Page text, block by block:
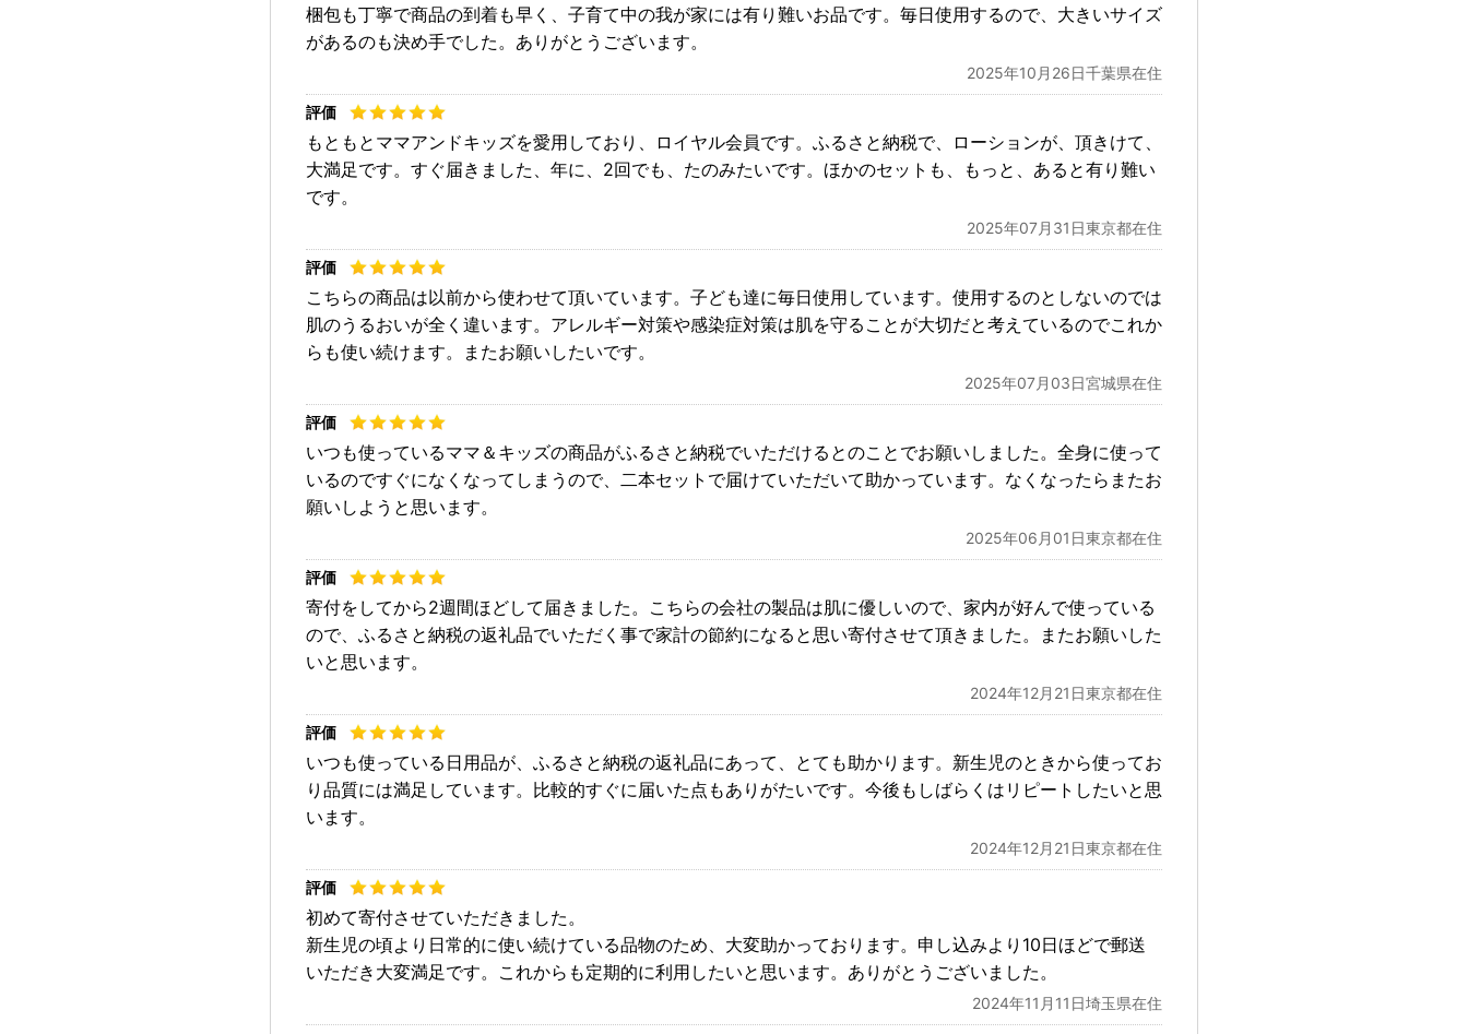
梱包も丁寧で商品の到着も早く、子育て中の我が家には有り難いお品です。毎日使用するので、大きいサイズ
があるのも決め手でした。ありがとうございます。
2025年10月26日千葉県在住
もともとママアンドキッズを愛用しており、ロイヤル会員です。ふるさと納税で、ローションが、頂きけて、
大満足です。すぐ届きました、年に、2回でも、たのみたいです。ほかのセットも、もっと、あると有り難い
です。
2025年07月31日東京都在住
こちらの商品は以前から使わせて頂いています。子ども達に毎日使用しています。使用するのとしないのでは
肌のうるおいが全く違います。アレルギー対策や感染症対策は肌を守ることが大切だと考えているのでこれか
らも使い続けます。またお願いしたいです。
2025年07月03日宮城県在住
いつも使っているママ＆キッズの商品がふるさと納税でいただけるとのことでお願いしました。全身に使って
いるのですぐになくなってしまうので、二本セットで届けていただいて助かっています。なくなったらまたお
願いしようと思います。
2025年06月01日東京都在住
寄付をしてから2週間ほどして届きました。こちらの会社の製品は肌に優しいので、家内が好んで使っている
ので、ふるさと納税の返礼品でいただく事で家計の節約になると思い寄付させて頂きました。またお願いした
いと思います。
2024年12月21日東京都在住
いつも使っている日用品が、ふるさと納税の返礼品にあって、とても助かります。新生児のときから使ってお
り品質には満足しています。比較的すぐに届いた点もありがたいです。今後もしばらくはリピートしたいと思
います。
2024年12月21日東京都在住
初めて寄付させていただきました。
新生児の頃より日常的に使い続けている品物のため、大変助かっております。申し込みより10日ほどで郵送
いただき大変満足です。これからも定期的に利用したいと思います。ありがとうございました。
2024年11月11日埼玉県在住